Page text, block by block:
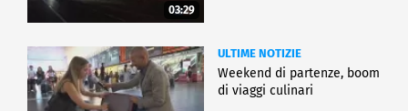
03:29
ULTIME NOTIZIE
Weekend di partenze, boom
di viaggi culinari